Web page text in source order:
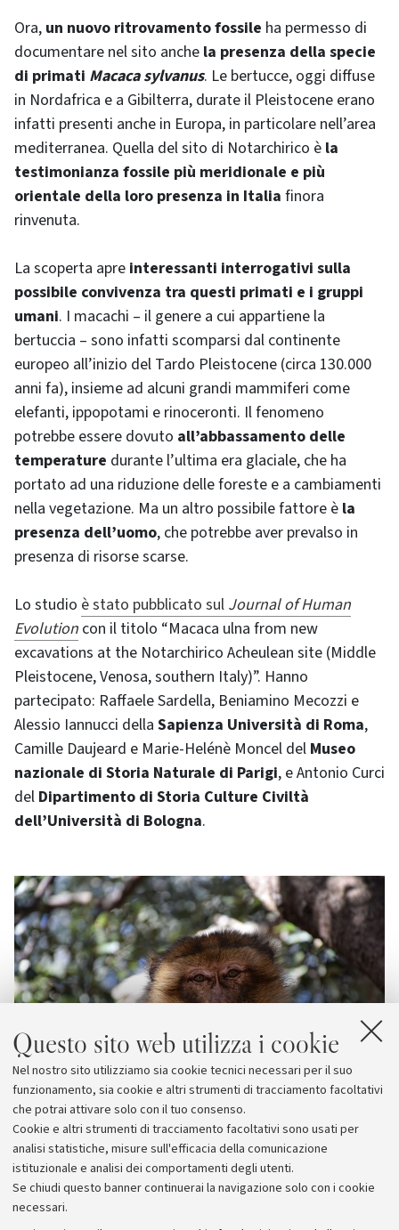
Questo sito web utilizza i cookie
Nel nostro sito utilizziamo sia cookie tecnici necessari per il suo
funzionamento, sia cookie e altri strumenti di tracciamento facoltativi
che potrai attivare solo con il tuo consenso.
Cookie e altri strumenti di tracciamento facoltativi sono usati per
analisi statistiche, misure sull'efficacia della comunicazione
istituzionale e analisi dei comportamenti degli utenti.
Se chiudi questo banner continuerai la navigazione solo con i cookie
necessari.
Ora, un nuovo ritrovamento fossile ha permesso di
documentare nel sito anche la presenza della specie
di primati Macaca sylvanus. Le bertucce, oggi diffuse
in Nordafrica e a Gibilterra, durate il Pleistocene erano
infatti presenti anche in Europa, in particolare nell’area
mediterranea. Quella del sito di Notarchirico è la
testimonianza fossile più meridionale e più
orientale della loro presenza in Italia finora
rinvenuta.
La scoperta apre interessanti interrogativi sulla
possibile convivenza tra questi primati e i gruppi
umani. I macachi – il genere a cui appartiene la
bertuccia – sono infatti scomparsi dal continente
europeo all’inizio del Tardo Pleistocene (circa 130.000
anni fa), insieme ad alcuni grandi mammiferi come
elefanti, ippopotami e rinoceronti. Il fenomeno
potrebbe essere dovuto all’abbassamento delle
temperature durante l’ultima era glaciale, che ha
portato ad una riduzione delle foreste e a cambiamenti
nella vegetazione. Ma un altro possibile fattore è la
presenza dell’uomo, che potrebbe aver prevalso in
presenza di risorse scarse.
Lo studio è stato pubblicato sul Journal of Human
Evolution con il titolo “Macaca ulna from new
excavations at the Notarchirico Acheulean site (Middle
Pleistocene, Venosa, southern Italy)”. Hanno
partecipato: Raffaele Sardella, Beniamino Mecozzi e
Alessio Iannucci della Sapienza Università di Roma,
Camille Daujeard e Marie-Helénè Moncel del Museo
nazionale di Storia Naturale di Parigi, e Antonio Curci
del Dipartimento di Storia Culture Civiltà
dell’Università di Bologna.